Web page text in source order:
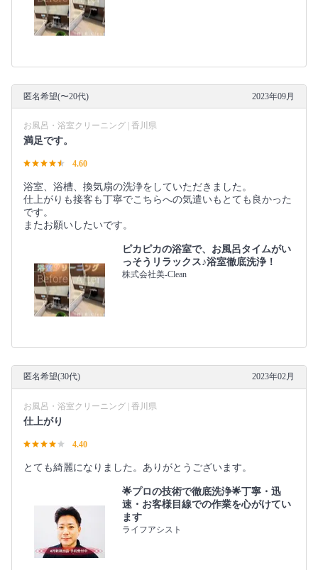
匿名希望(〜20代) 2023年09月
お風呂・浴室クリーニング | 香川県
満足です。
4.60
浴室、浴槽、換気扇の洗浄をしていただきました。
仕上がりも接客も丁寧でこちらへの気遣いもとても良かった
です。
またお願いしたいです。
ピカピカの浴室で、お風呂タイムがい
っそうリラックス♪浴室徹底洗浄！
株式会社美-Clean
匿名希望(30代) 2023年02月
お風呂・浴室クリーニング | 香川県
仕上がり
4.40
とても綺麗になりました。ありがとうございます。
🌟プロの技術で徹底洗浄🌟丁寧・迅
速・お客様目線での作業を心がけてい
ます
ライフアシスト